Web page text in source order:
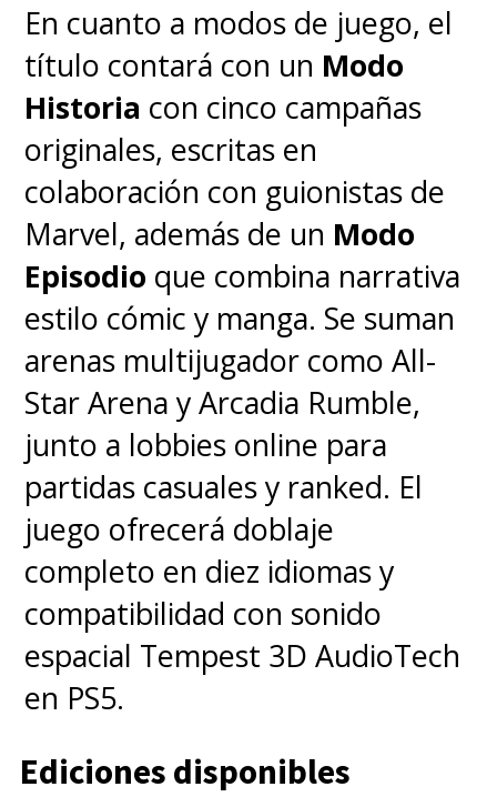
En cuanto a modos de juego, el
título contará con un Modo
Historia con cinco campañas
originales, escritas en
colaboración con guionistas de
Marvel, además de un Modo
Episodio que combina narrativa
estilo cómic y manga. Se suman
arenas multijugador como All-
Star Arena y Arcadia Rumble,
junto a lobbies online para
partidas casuales y ranked. El
juego ofrecerá doblaje
completo en diez idiomas y
compatibilidad con sonido
espacial Tempest 3D AudioTech
en PS5.
Ediciones disponibles